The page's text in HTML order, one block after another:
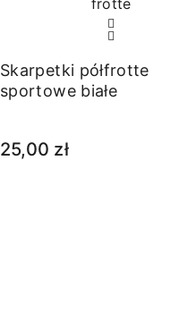
Skarpetki półfrotte
sportowe białe
25,00 zł